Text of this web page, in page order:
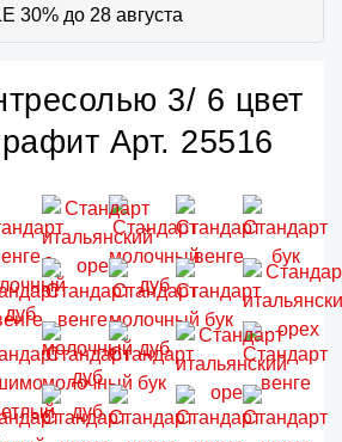
30% до 28 августа
3/ 6 цвет
Арт. 25516